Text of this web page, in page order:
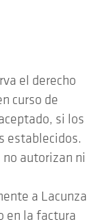
el derecho
curso de
si los
establecidos.
autorizan ni
a Lacunza
en la factura